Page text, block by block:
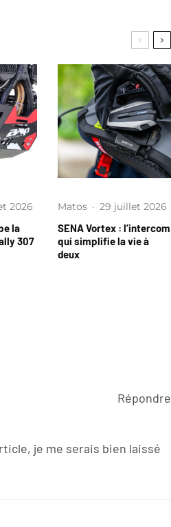
2026
la
307
Matos · 29 juillet 2026
SENA Vortex : l’intercom
qui simplifie la vie à
deux
je me serais bien laissé
Répondre